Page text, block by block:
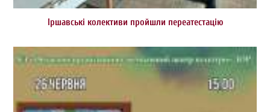
Іршавські колективи пройшли переатестацію